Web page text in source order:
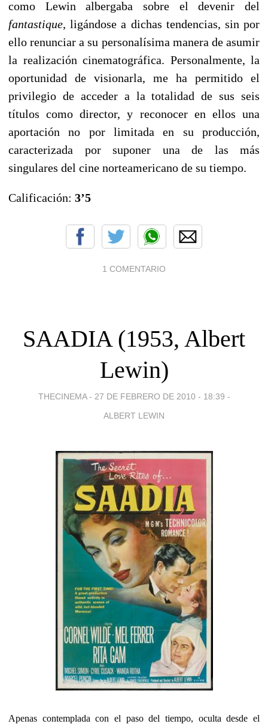
como Lewin albergaba sobre el devenir del
fantastique, ligándose a dichas tendencias, sin por
ello renunciar a su personalísima manera de asumir
la realización cinematográfica. Personalmente, la
oportunidad de visionarla, me ha permitido el
privilegio de acceder a la totalidad de sus seis
títulos como director, y reconocer en ellos una
aportación no por limitada en su producción,
caracterizada por suponer una de las más
singulares del cine norteamericano de su tiempo.
Calificación: 3’5
1 COMENTARIO
SAADIA (1953, Albert
Lewin)
THECINEMA - 27 DE FEBRERO DE 2010 - 18:39 -
ALBERT LEWIN
Apenas contemplada con el paso del tiempo, oculta desde el